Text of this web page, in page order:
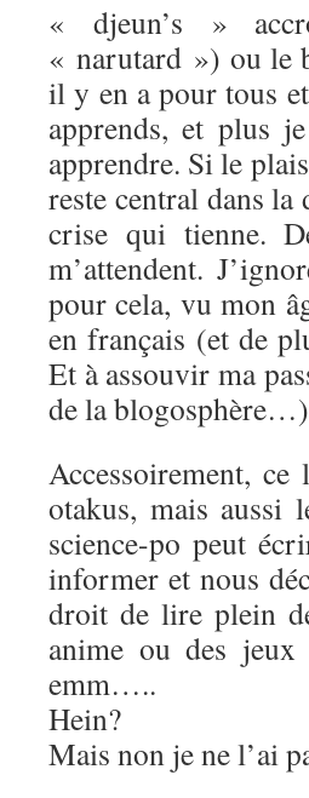
« djeun’s »
« narutard ») ou le
il y en a pour tous
apprends, et plus
apprendre. Si le
reste central dans la
crise qui tienne.
m’attendent.
pour cela, vu mon
en français (et de
Et à assouvir ma
de la
Accessoirement,
otakus, mais
science-po peut
informer et nous
droit de lire plein
anime ou des
emm…..
Hein?
Mais non je ne l’ai